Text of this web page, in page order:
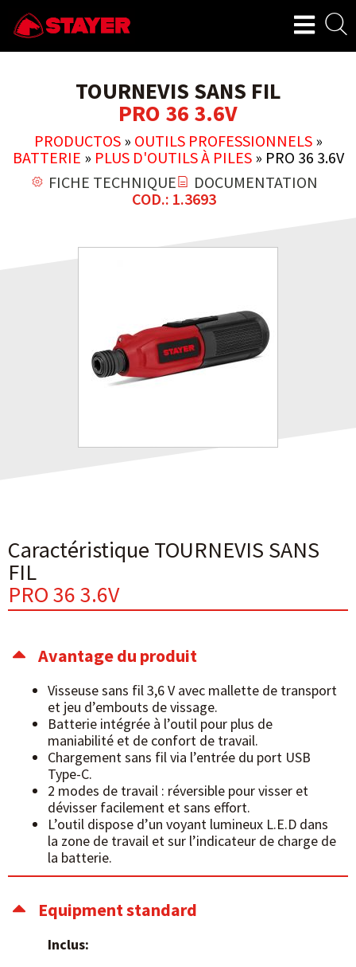
TOURNEVIS SANS FIL
PRO 36 3.6V
PRODUCTOS» OUTILS PROFESSIONNELS»
BATTERIE » PLUS D'OUTILS À PILES» PRO 36 3.6V
FICHE TECHNIQUE
DOCUMENTATION
COD.: 1.3693
Caractéristique TOURNEVIS SANS
FIL
PRO 36 3.6V
Avantage du produit
Visseuse sans fil 3,6 V avec mallette de transport
et jeu d’embouts de vissage.
Batterie intégrée à l’outil pour plus de
maniabilité et de confort de travail.
Chargement sans fil via l’entrée du port USB
Type-C.
2 modes de travail : réversible pour visser et
dévisser facilement et sans effort.
L’outil dispose d’un voyant lumineux L.E.D dans
la zone de travail et sur l’indicateur de charge de
la batterie.
Equipment standard
Inclus: